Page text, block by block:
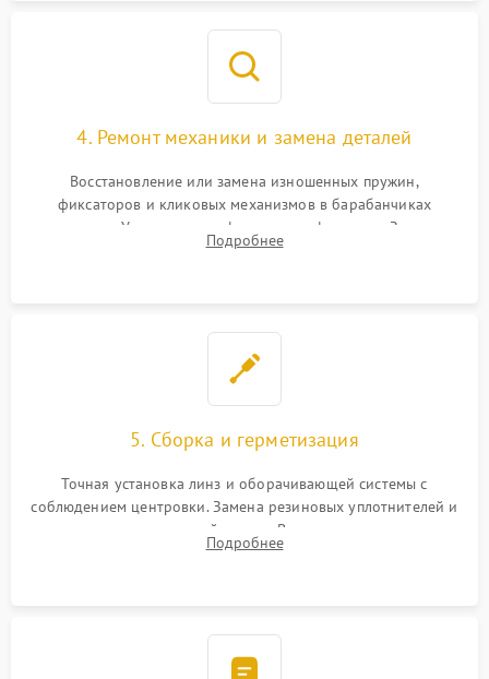
4. Ремонт механики и замена деталей
Восстановление или замена изношенных пружин,
фиксаторов и кликовых механизмов в барабанчиках
поправок. Устранение люфтов в трансфокаторе. Замена
поврежденных линз, разбитой сетки или восстановление
Подробнее
5. Сборка и герметизация
Точная установка линз и оборачивающей системы с
соблюдением центровки. Замена резиновых уплотнителей и
нанесение влагозащитной смазки. Вакуумирование корпуса
и заполнение его осушенным азотом или аргоном для
Подробнее